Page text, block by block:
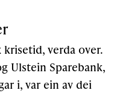
verda over.
Ulstein Sparebank,
i, var ein av dei